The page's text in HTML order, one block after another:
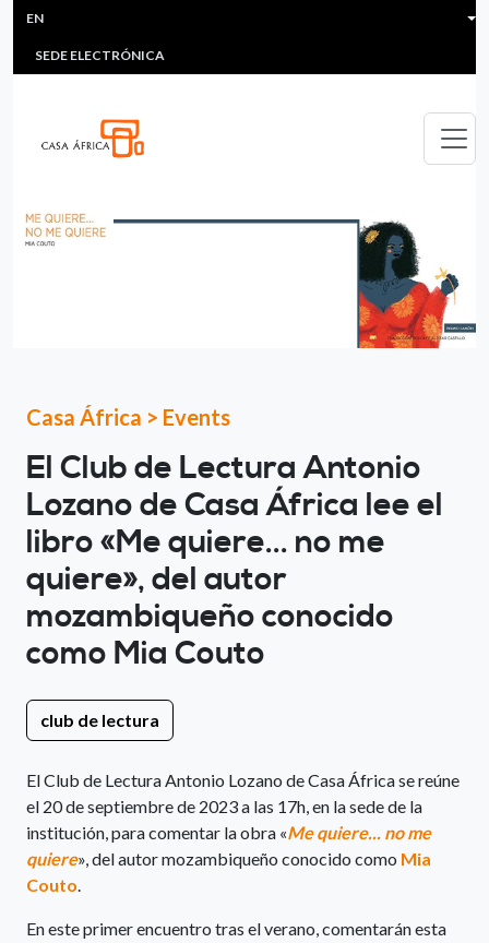
Skip to main content
HEADER MENU
MULTIMEDIA
SEDE ELECTRÓNICA
EN
Casa África > Events
El Club de Lectura Antonio
Lozano de Casa África lee el
libro «Me quiere... no me
quiere», del autor
mozambiqueño conocido
como Mia Couto
club de lectura
El Club de Lectura Antonio Lozano de Casa África se reúne
el 20 de septiembre de 2023 a las 17h, en la sede de la
institución, para comentar la obra «Me quiere... no me
quiere», del autor mozambiqueño conocido como Mia
Couto.
En este primer encuentro tras el verano, comentarán esta